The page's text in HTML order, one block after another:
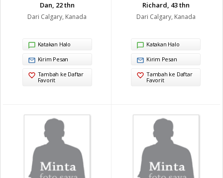
Dan, 22 thn
Dari Calgary, Kanada
Katakan Halo
Kirim Pesan
Tambah ke Daftar
Favorit
Richard, 43 thn
Dari Calgary, Kanada
Katakan Halo
Kirim Pesan
Tambah ke Daftar
Favorit